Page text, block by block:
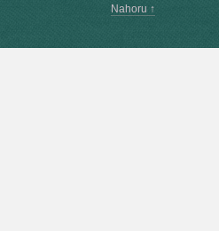
Nahoru ↑